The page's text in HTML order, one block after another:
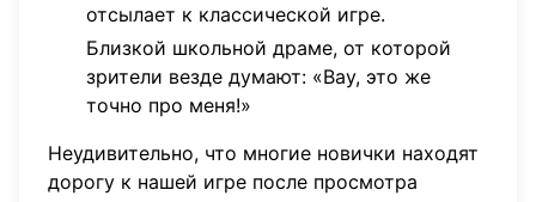
отсылает к классической игре.
Близкой школьной драме, от которой
зрители везде думают: «Вау, это же
точно про меня!»
Неудивительно, что многие новички находят
дорогу к нашей игре после просмотра